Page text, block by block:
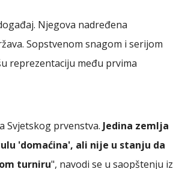
Njegova nadređena
Sopstvenom snagom i serijom
reprezentaciju među prvima
Svjetskog prvenstva. Jedina zemlja
'domaćina', ali nije u stanju da
turniru", navodi se u saopštenju iz